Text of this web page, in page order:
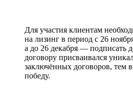
Для участия клиентам
на лизинг в период с 26
а до 26 декабря — подписать
договору присваивался
заключённых договоров,
победу.